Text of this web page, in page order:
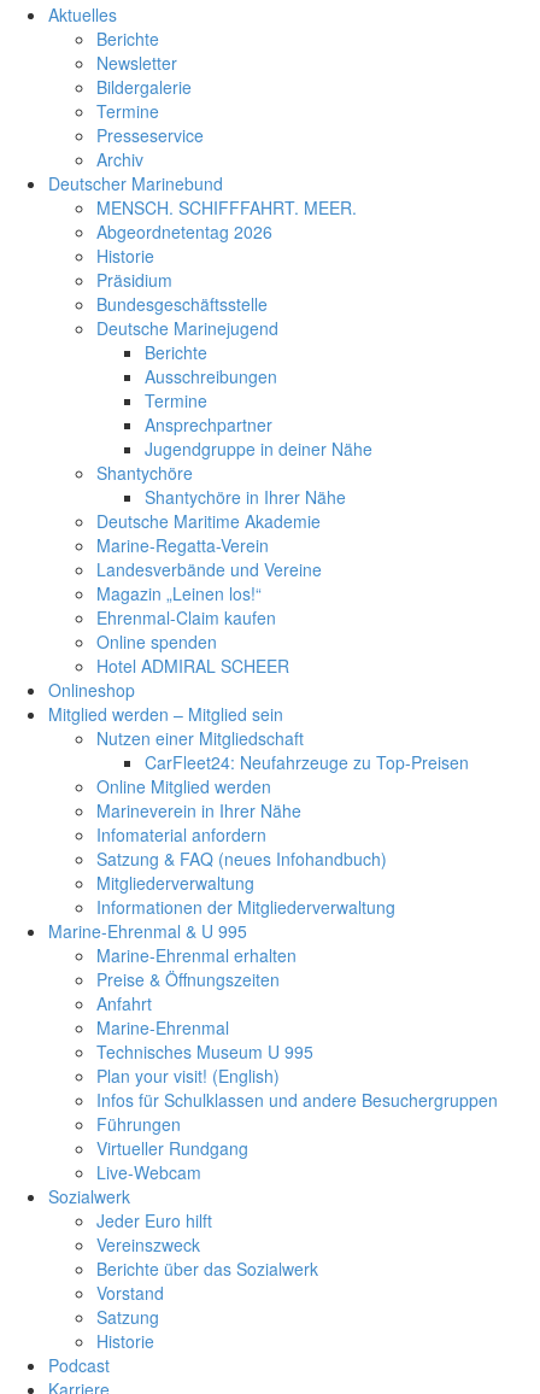
Aktuelles
Berichte
Newsletter
Bildergalerie
Termine
Presseservice
Archiv
Deutscher Marinebund
MENSCH. SCHIFFFAHRT. MEER.
Abgeordnetentag 2026
Historie
Präsidium
Bundesgeschäftsstelle
Deutsche Marinejugend
Berichte
Ausschreibungen
Termine
Ansprechpartner
Jugendgruppe in deiner Nähe
Shantychöre
Shantychöre in Ihrer Nähe
Deutsche Maritime Akademie
Marine-Regatta-Verein
Landesverbände und Vereine
Magazin „Leinen los!“
Ehrenmal-Claim kaufen
Online spenden
Hotel ADMIRAL SCHEER
Onlineshop
Mitglied werden – Mitglied sein
Nutzen einer Mitgliedschaft
CarFleet24: Neufahrzeuge zu Top-Preisen
Online Mitglied werden
Marineverein in Ihrer Nähe
Infomaterial anfordern
Satzung & FAQ (neues Infohandbuch)
Mitgliederverwaltung
Informationen der Mitgliederverwaltung
Marine-Ehrenmal & U 995
Marine-Ehrenmal erhalten
Preise & Öffnungszeiten
Anfahrt
Marine-Ehrenmal
Technisches Museum U 995
Plan your visit! (English)
Infos für Schulklassen und andere Besuchergruppen
Führungen
Virtueller Rundgang
Live-Webcam
Sozialwerk
Jeder Euro hilft
Vereinszweck
Berichte über das Sozialwerk
Vorstand
Satzung
Historie
Podcast
Karriere